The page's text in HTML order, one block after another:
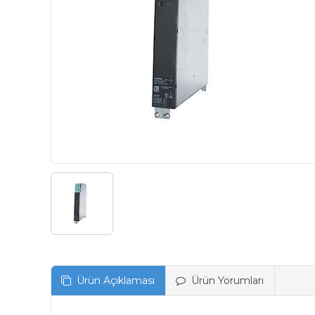
Ürün Açıklaması Ürün Yorumları